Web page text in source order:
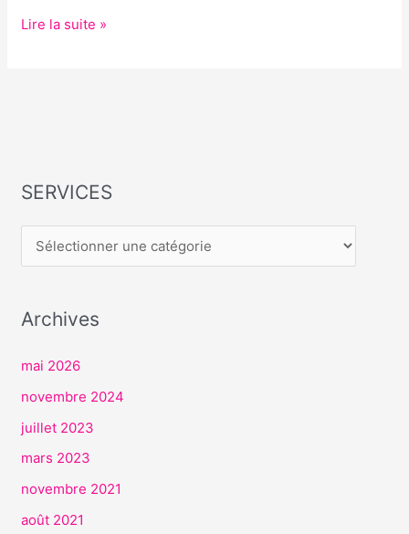
Lire la suite »
SERVICES
S
V
C
Archives
mai 2026
novembre 2024
juillet 2023
mars 2023
novembre 2021
août 2021